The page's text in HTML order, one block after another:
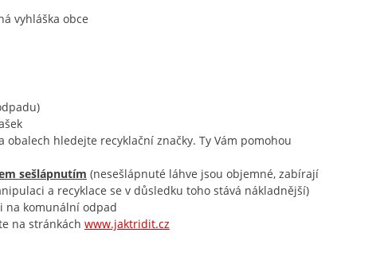
vyhláška obce
hledejte recyklační značky. Ty Vám pomohou
sešlápnutím (nesešlápnuté láhve jsou objemné, zabírají
a recyklace se v důsledku toho stává nákladnější)
na komunální odpad
na stránkách www.jaktridit.cz